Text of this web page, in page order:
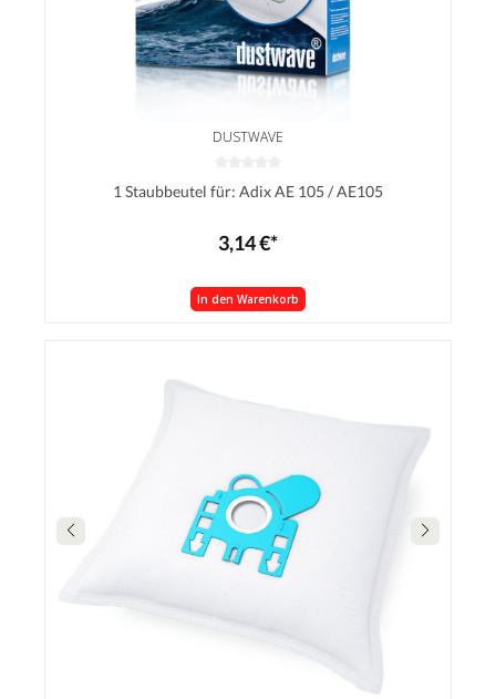
DUSTWAVE
1 Staubbeutel für: Adix AE 105 / AE105
3,14 €*
In den Warenkorb